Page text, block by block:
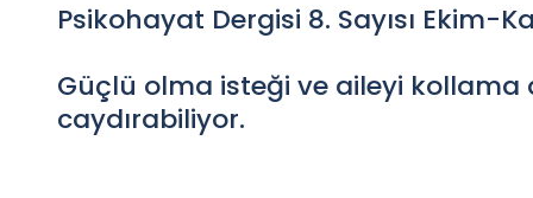
Psikohayat Dergisi 8. Sayısı
Güçlü olma isteği ve aileyi
caydırabiliyor.